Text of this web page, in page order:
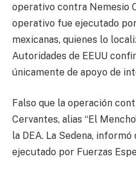
operativo contra Nemesio
operativo fue ejecutado
mexicanas, quienes lo
Autoridades de EEUU
únicamente de apoyo de
Falso que la operación
Cervantes, alias “El
la DEA. La Sedena,
ejecutado por Fuerzas